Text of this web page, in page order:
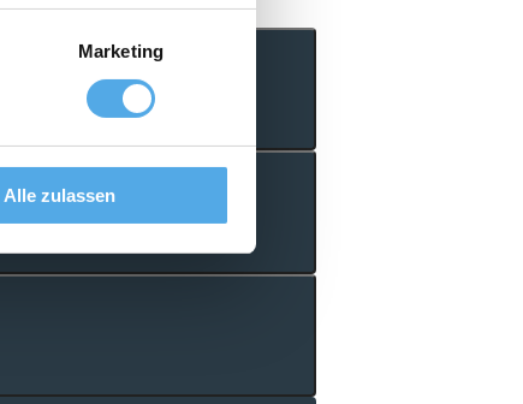
Marketing
Alle zulassen